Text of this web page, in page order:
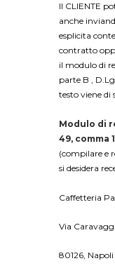
Il CLIENTE
anche
esplicita
contratto
il modulo di
parte B ,
testo viene
Modulo di
49, comma
(compilare e
si desidera
Caffetteria
Via
80126, Napoli